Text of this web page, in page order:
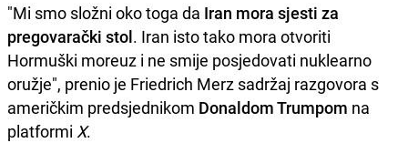
"Mi smo složni oko toga da Iran mora sjesti za
pregovarački stol. Iran isto tako mora otvoriti
Hormuški moreuz i ne smije posjedovati nuklearno
oružje", prenio je Friedrich Merz sadržaj razgovora s
američkim predsjednikom Donaldom Trumpom na
platformi X.